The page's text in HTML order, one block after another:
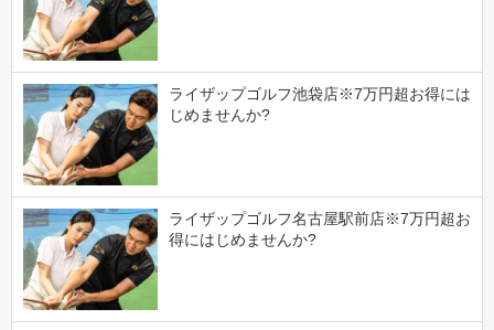
ライザップゴルフ池袋店※7万円超お得には
じめませんか?
ライザップゴルフ名古屋駅前店※7万円超お
得にはじめませんか?